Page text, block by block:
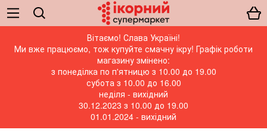
Вітаємо! Слава Україні!
Ми вже працюємо, тож купуйте смачну ікру! Графік роботи
магазину змінено:
з понеділка по п'ятницю з 10.00 до 19.00
субота з 10.00 до 16.00
неділя - вихідний
30.12.2023 з 10.00 до 19.00
01.01.2024 - вихідний